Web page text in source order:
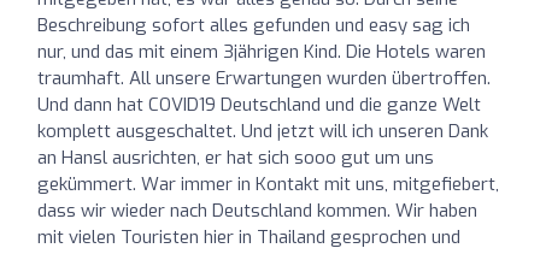
Beschreibung sofort alles gefunden und easy sag ich
nur, und das mit einem 3jährigen Kind. Die Hotels waren
traumhaft. All unsere Erwartungen wurden übertroffen.
Und dann hat COVID19 Deutschland und die ganze Welt
komplett ausgeschaltet. Und jetzt will ich unseren Dank
an Hansl ausrichten, er hat sich sooo gut um uns
gekümmert. War immer in Kontakt mit uns, mitgefiebert,
dass wir wieder nach Deutschland kommen. Wir haben
mit vielen Touristen hier in Thailand gesprochen und